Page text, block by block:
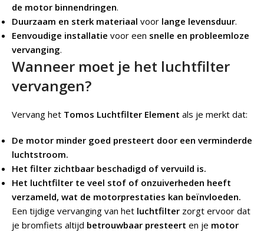
de motor binnendringen.
Duurzaam en sterk materiaal voor lange levensduur.
Eenvoudige installatie voor een snelle en probleemloze
vervanging.
Wanneer moet je het luchtfilter
vervangen?
Vervang het Tomos Luchtfilter Element als je merkt dat:
De motor minder goed presteert door een verminderde
luchtstroom.
Het filter zichtbaar beschadigd of vervuild is.
Het luchtfilter te veel stof of onzuiverheden heeft
verzameld, wat de motorprestaties kan beïnvloeden.
Een tijdige vervanging van het luchtfilter zorgt ervoor dat
je bromfiets altijd betrouwbaar presteert en je motor